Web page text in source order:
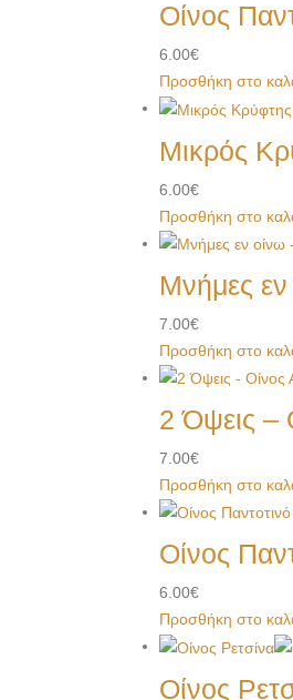
Οίνος
6.00€
Προσθήκη στο
Μικρός
6.00€
Προσθήκη στο
Μνήμες
7.00€
Προσθήκη στο
2 Όψεις –
7.00€
Προσθήκη στο
Οίνος
6.00€
Προσθήκη στο
Οίνος